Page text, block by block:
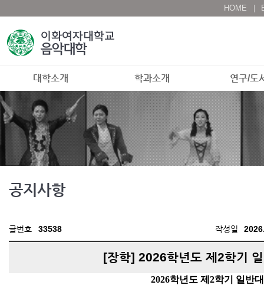
대학소개 학과소개 연구/도
HOME
공지사항
글번호 33538 작성일
[장학] 2026학년도 제2학기
2026학년도 제 2학기 일반